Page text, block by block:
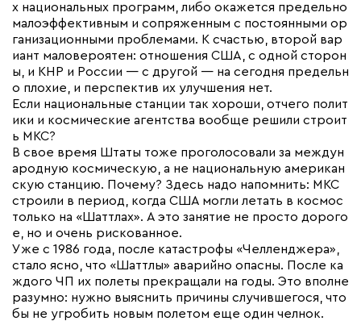
х национальных программ, либо окажется предельно
малоэффективным и сопряженным с постоянными ор
ганизационными проблемами. К счастью, второй вар
иант маловероятен: отношения США, с одной сторон
ы, и КНР и России — с другой — на сегодня предельн
о плохие, и перспектив их улучшения нет.
Если национальные станции так хороши, отчего полит
ики и космические агентства вообще решили строит
ь МКС?
В свое время Штаты тоже проголосовали за междун
ародную космическую, а не национальную американ
скую станцию. Почему? Здесь надо напомнить: МКС
строили в период, когда США могли летать в космос
только на «Шаттлах». А это занятие не просто дорого
е, но и очень рискованное.
Уже с 1986 года, после катастрофы «Челленджера»,
стало ясно, что «Шаттлы» аварийно опасны. После ка
ждого ЧП их полеты прекращали на годы. Это вполне
разумно: нужно выяснить причины случившегося, что
бы не угробить новым полетом еще один челнок.